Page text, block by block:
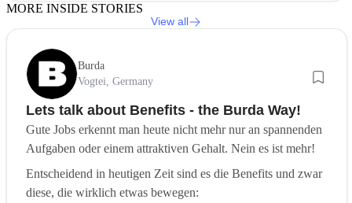
MORE INSIDE STORIES
View all
Burda
Vogtei, Germany
Lets talk about Benefits - the Burda Way!
Gute Jobs erkennt man heute nicht mehr nur an spannenden
Aufgaben oder einem attraktiven Gehalt. Nein es ist mehr!
Entscheidend in heutigen Zeit sind es die Benefits und zwar
diese, die wirklich etwas bewegen: